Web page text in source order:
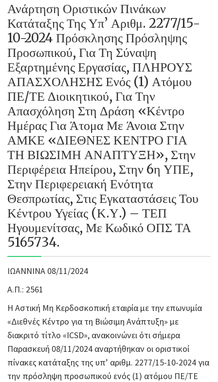
Ανάρτηση Οριστικών Πινάκων
Κατάταξης Της Υπ’ Αριθμ. 2277/15-
10-2024 Πρόσκλησης Πρόσληψης
Προσωπικού, Για Τη Σύναψη
Εξαρτημένης Εργασίας, ΠΛΗΡΟΥΣ
ΑΠΑΣΧΟΛΗΣΗΣ Ενός (1) Ατόμου
ΠΕ/ΤΕ Διοικητικού, Για Την
Απασχόληση Στη Δράση «Κέντρο
Ημέρας Για Άτομα Με Άνοια Στην
ΑΜΚΕ «ΔΙΕΘΝΕΣ ΚΕΝΤΡΟ ΓΙΑ
ΤΗ ΒΙΩΣΙΜΗ ΑΝΑΠΤΥΞΗ», Στην
Περιφέρεια Ηπείρου, Στην 6η ΥΠΕ,
Στην Περιφερειακή Ενότητα
Θεσπρωτίας, Στις Εγκαταστάσεις Του
Κέντρου Υγείας (Κ.Υ.) – ΤΕΠ
Ηγουμενίτσας, Με Κωδικό ΟΠΣ ΤΑ
5165734.
ΙΩΑΝΝΙΝΑ 08/11/2024
Α.Π.: 2561
Η Αστική Μη Κερδοσκοπική εταιρία με την επωνυμία
«Διεθνές Κέντρο για τη Βιώσιμη Ανάπτυξη» με
διακριτό τίτλο «ICSD», ανακοινώνει ότι σήμερα
Παρασκευή 08/11/2024 αναρτήθηκαν οι οριστικοί
πίνακες κατάταξης της υπ’ αριθμ. 2277/15-10-2024 για
την πρόσληψη προσωπικού ενός (1) ατόμου ΠΕ/ΤΕ